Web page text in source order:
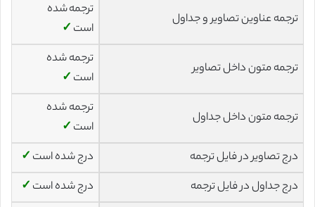
ترجمه عناوین تصاویر و جداول
ترجمه شده
است ✓
ترجمه متون داخل تصاویر
ترجمه شده
است ✓
ترجمه متون داخل جداول
ترجمه شده
است ✓
درج تصاویر در فایل ترجمه
درج شده است ✓
درج جداول در فایل ترجمه
درج شده است ✓